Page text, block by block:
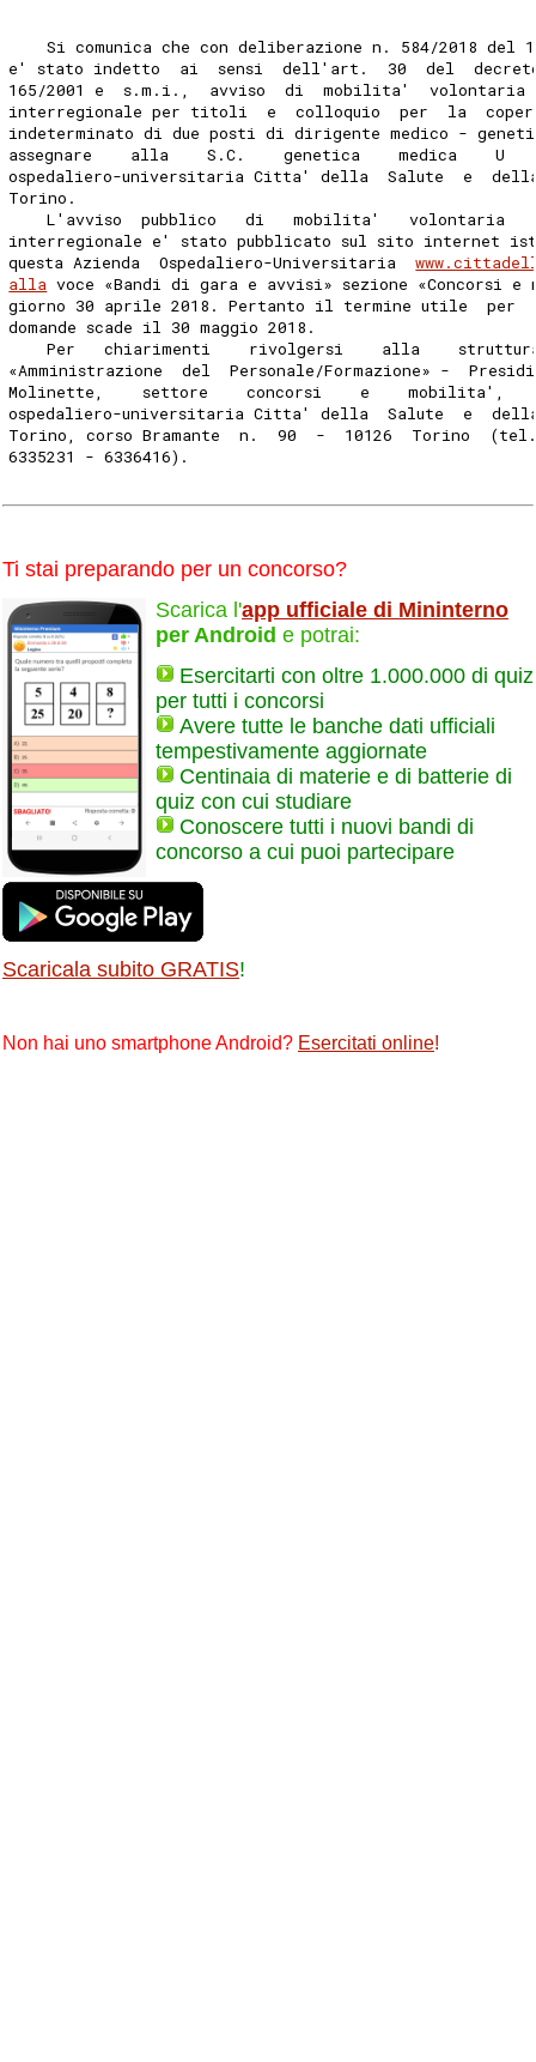
Si comunica che con deliberazione n. 584/2018 del
e' stato indetto  ai  sensi  dell'art.  30  del
165/2001 e  s.m.i.,  avviso  di  mobilita'  volontaria
interregionale per titoli  e  colloquio  per  la
indeterminato di due posti di dirigente medico -
assegnare    alla    S.C.    genetica    medica    U
ospedaliero-universitaria Citta' della  Salute  e
Torino.
L'avviso  pubblico   di   mobilita'   volontaria
interregionale e' stato pubblicato sul sito internet
questa Azienda  Ospedaliero-Universitaria
alla voce «Bandi di gara e avvisi» sezione «Concorsi
giorno 30 aprile 2018. Pertanto il termine utile
domande scade il 30 maggio 2018.
Per   chiarimenti    rivolgersi    alla
«Amministrazione  del  Personale/Formazione» -
Molinette,    settore    concorsi    e    mobilita',
ospedaliero-universitaria Citta' della  Salute  e
Torino, corso Bramante  n.  90  -  10126  Torino
6335231 - 6336416).
Ti stai preparando per un concorso?
Scarica l'app ufficiale di Mininterno
per Android e potrai:
Esercitarti con oltre 1.000.000 di quiz
per tutti i concorsi
Avere tutte le banche dati ufficiali
tempestivamente aggiornate
Centinaia di materie e di batterie di
quiz con cui studiare
Conoscere tutti i nuovi bandi di
concorso a cui puoi partecipare
Scaricala subito GRATIS!
Non hai uno smartphone Android? Esercitati online!